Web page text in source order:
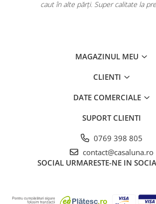
caut în alte părți. Super calitate la
MAGAZINUL MEU
CLIENTI
DATE COMERCIALE
SUPORT CLIENTI
0769 398 805
contact@casaluna.ro
SOCIAL URMARESTE-NE IN